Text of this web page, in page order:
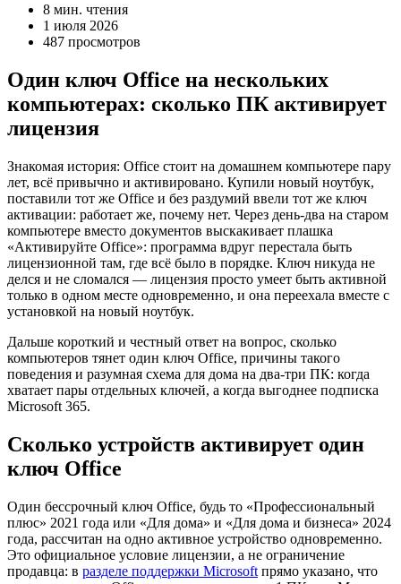
8 мин. чтения
1 июля 2026
487 просмотров
Один ключ Office на нескольких
компьютерах: сколько ПК активирует
лицензия
Знакомая история: Office стоит на домашнем компьютере пару
лет, всё привычно и активировано. Купили новый ноутбук,
поставили тот же Office и без раздумий ввели тот же ключ
активации: работает же, почему нет. Через день-два на старом
компьютере вместо документов выскакивает плашка
«Активируйте Office»: программа вдруг перестала быть
лицензионной там, где всё было в порядке. Ключ никуда не
делся и не сломался — лицензия просто умеет быть активной
только в одном месте одновременно, и она переехала вместе с
установкой на новый ноутбук.
Дальше короткий и честный ответ на вопрос, сколько
компьютеров тянет один ключ Office, причины такого
поведения и разумная схема для дома на два-три ПК: когда
хватает пары отдельных ключей, а когда выгоднее подписка
Microsoft 365.
Сколько устройств активирует один
ключ Office
Один бессрочный ключ Office, будь то «Профессиональный
плюс» 2021 года или «Для дома» и «Для дома и бизнеса» 2024
года, рассчитан на одно активное устройство одновременно.
Это официальное условие лицензии, а не ограничение
продавца: в разделе поддержки Microsoft прямо указано, что